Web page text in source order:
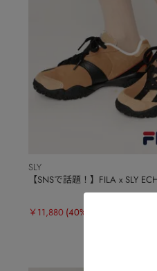
SLY
【SNSで話題！】FILA x SLY
￥11,880 (40%OFF)